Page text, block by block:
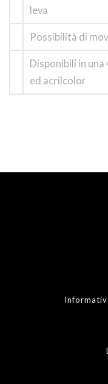
leva
Possibilità di
Disponibili in
ed acrilcolor